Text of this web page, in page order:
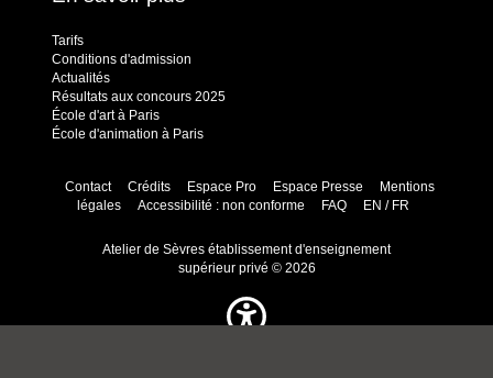
Tarifs
Conditions d'admission
Actualités
Résultats aux concours 2025
École d'art à Paris
École d'animation à Paris
Contact Crédits Espace Pro Espace Presse
Mentions
légales
Accessibilité : non conforme FAQ EN / FR
Atelier de Sèvres établissement d'enseignement
supérieur privé © 2026